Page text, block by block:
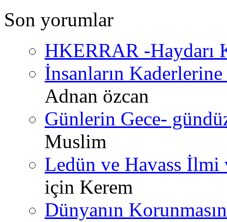
Son yorumlar
HKERRAR -Haydarı
İnsanların
Adnan özcan
Günlerin Gece-
Muslim
Ledün ve Havass İlmi
için Kerem
Dünyanın